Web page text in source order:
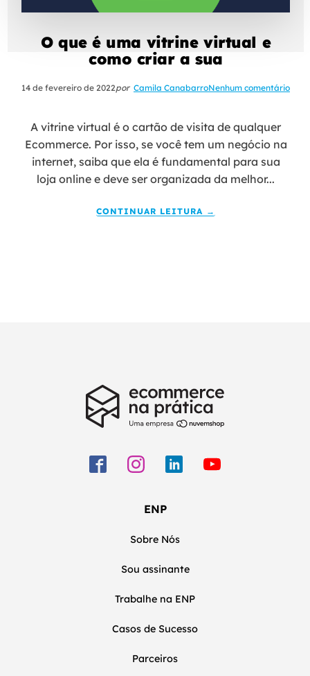
O que é uma vitrine virtual e
como criar a sua
14 de fevereiro de 2022por Camila CanabarroNenhum comentário
A vitrine virtual é o cartão de visita de qualquer
Ecommerce. Por isso, se você tem um negócio na
internet, saiba que ela é fundamental para sua
loja online e deve ser organizada da melhor...
CONTINUAR LEITURA →
ENP
Sobre Nós
Sou assinante
Trabalhe na ENP
Casos de Sucesso
Parceiros